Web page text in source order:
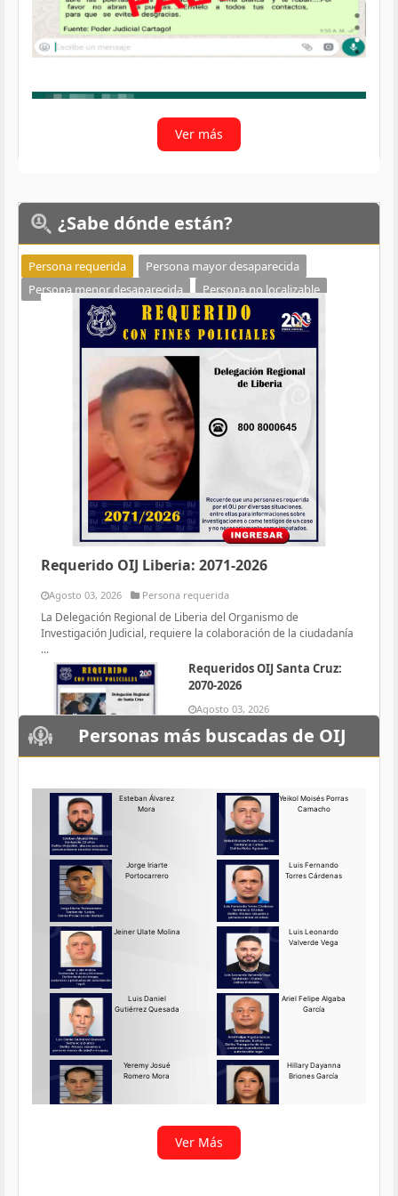
Ver más
¿Sabe dónde están?
Persona requerida
Persona mayor desaparecida
Persona menor desaparecida
Persona no localizable
Requerido OIJ Liberia: 2071-2026
Agosto 03, 2026 Persona requerida
La Delegación Regional de Liberia del Organismo de
Investigación Judicial, requiere la colaboración de la ciudadanía
...
Requeridos OIJ Santa Cruz:
2070-2026
Agosto 03, 2026
Persona requerida
La Delegación Regional de Santa
Requerido OIJ Puntarenas:
2069-2026
Agosto 03, 2026
Persona requerida
La Delegación Regional de
Puntarenas del Organismo de
Investigación
Ver más
Personas más buscadas de OIJ
Ver Más